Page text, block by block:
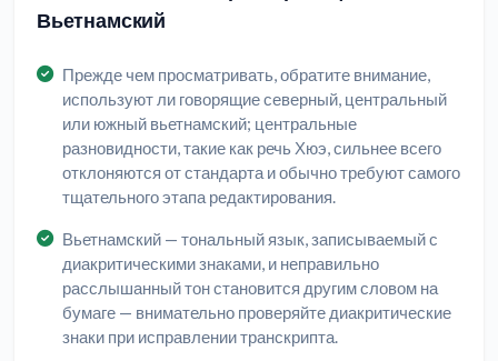
Вьетнамский
Прежде чем просматривать, обратите внимание,
используют ли говорящие северный, центральный
или южный вьетнамский; центральные
разновидности, такие как речь Хюэ, сильнее всего
отклоняются от стандарта и обычно требуют самого
тщательного этапа редактирования.
Вьетнамский — тональный язык, записываемый с
диакритическими знаками, и неправильно
расслышанный тон становится другим словом на
бумаге — внимательно проверяйте диакритические
знаки при исправлении транскрипта.